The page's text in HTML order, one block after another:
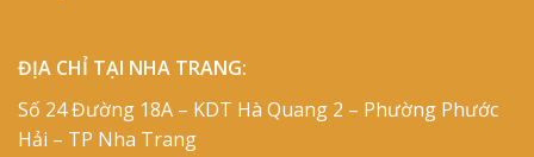
ĐỊA CHỈ TẠI NHA TRANG:
Số 24 Đường 18A – KDT Hà Quang 2 – Phường Phước
Hải – TP Nha Trang